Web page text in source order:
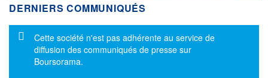
DERNIERS COMMUNIQUÉS
Message d'information
Cette société n'est pas adhérente au service de
diffusion des communiqués de presse sur
Boursorama.